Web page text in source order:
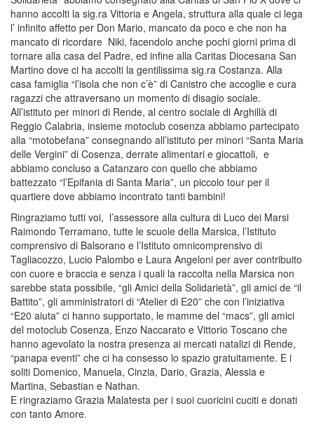
hanno accolti la sig.ra Vittoria e Angela, struttura alla quale ci lega
l’ infinito affetto per Don Mario, mancato da poco e che non ha
mancato di ricordare Niki, facendolo anche pochi giorni prima di
tornare alla casa del Padre, ed infine alla Caritas Diocesana San
Martino dove ci ha accolti la gentilissima sig.ra Costanza. Alla
casa famiglia “l’isola che non c’è” di Canistro che accoglie e cura
ragazzi che attraversano un momento di disagio sociale.
All’istituto per minori di Rende, al centro sociale di Arghillà di
Reggio Calabria, insieme motoclub cosenza abbiamo partecipato
alla “motobefana” consegnando all’istituto per minori “Santa Maria
delle Vergini” di Cosenza, derrate alimentari e giocattoli, e
abbiamo concluso a Catanzaro con quello che abbiamo
battezzato “l’Epifania di Santa Maria”, un piccolo tour per il
quartiere dove abbiamo incontrato tanti bambini!
Ringraziamo tutti voi, l’assessore alla cultura di Luco dei Marsi
Raimondo Terramano, tutte le scuole della Marsica, l’Istituto
comprensivo di Balsorano e l’Istituto omnicomprensivo di
Tagliacozzo, Lucio Palombo e Laura Angeloni per aver contribuito
con cuore e braccia e senza i quali la raccolta nella Marsica non
sarebbe stata possibile, “gli Amici della Solidarietà”, gli amici de “il
Battito”, gli amministratori di “Atelier di E20” che con l’iniziativa
“E20 aiuta” ci hanno supportato, le mamme del “macs”, gli amici
del motoclub Cosenza, Enzo Naccarato e Vittorio Toscano che
hanno agevolato la nostra presenza ai mercati natalizi di Rende,
“panapa eventi” che ci ha consesso lo spazio gratuitamente. E i
soliti Domenico, Manuela, Cinzia, Dario, Grazia, Alessia e
Martina, Sebastian e Nathan.
E ringraziamo Grazia Malatesta per i suoi cuoricini cuciti e donati
con tanto Amore.